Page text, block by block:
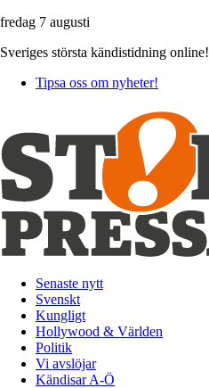
fredag 7 augusti
Sveriges största kändistidning online!
Tipsa oss om nyheter!
Senaste nytt
Svenskt
Kungligt
Hollywood & Världen
Politik
Vi avslöjar
Kändisar A-Ö